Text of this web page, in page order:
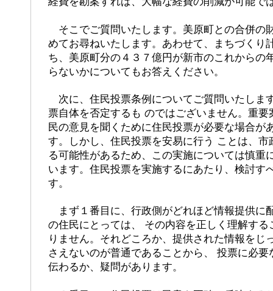
そこでご質問いたします。美原町との合併の
めてお尋ねいたします。あわせて、まちづくり
ち、美原町分の４３７億円が新市のこれからの
らないかについてもお答えください。
次に、住民投票条例についてご質問いたしま
票自体を否定するも のではございません。重
民の意見を聞くために住民投票が必要な場合が
す。しかし、住民投票を安易に行う ことは、
る可能性があるため、この実施については慎重
います。住民投票を実施するにあたり、検討す
す。
まず１番目に、行政側がどれほど情報提供に
の住民にとっては、 その内容を正しく理解す
りません。それどころか、提供された情報をじ
さえないのが普通であることから、 投票に必
伝わるか、疑問があります。